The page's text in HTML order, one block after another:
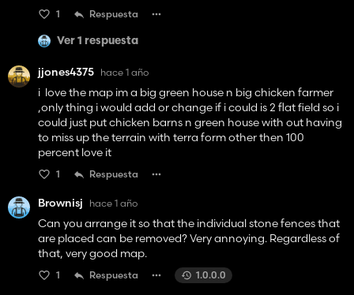
or trailers crash and you can't get through. And if another
bridge were added further down to cross to other fields like
21, 22, 24, 23, 19... If that could be changed, the map would
1 Respuesta
Ver 1 respuesta
jjones4375 hace 1 año
i love the map im a big green house n big chicken farmer
,only thing i would add or change if i could is 2 flat field so i
could just put chicken barns n green house with out having
to miss up the terrain with terra form other then 100
percent love it
1 Respuesta
Brownisj hace 1 año
Can you arrange it so that the individual stone fences that
are placed can be removed? Very annoying. Regardless of
that, very good map.
1 Respuesta 1.0.0.0